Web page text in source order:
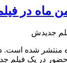
ماه در
جدیدش
شده است.
در یک فیلم